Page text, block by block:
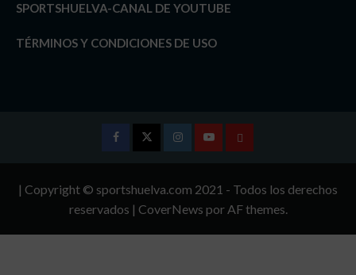
SPORTSHUELVA-CANAL DE YOUTUBE
TÉRMINOS Y CONDICIONES DE USO
InstagramYoutubeTÉRMINOS
CONDICIONES
| Copyright © sportshuelva.com 2021 - Todos los derechos
reservados | CoverNews por AF themes.